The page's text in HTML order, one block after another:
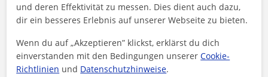
Durch Klicken auf eine der beiden Schaltflächen stimmen Sie
unseremImpressumund unsererDatenschutzerklärung
und deren Effektivität zu messen. Dies dient auch dazu,
dir ein besseres Erlebnis auf unserer Webseite zu bieten.
Wenn du auf „Akzeptieren” klickst, erklärst du dich
einverstanden mit den Bedingungen unsererCookie-
Richtlinien und Datenschutzhinweise.